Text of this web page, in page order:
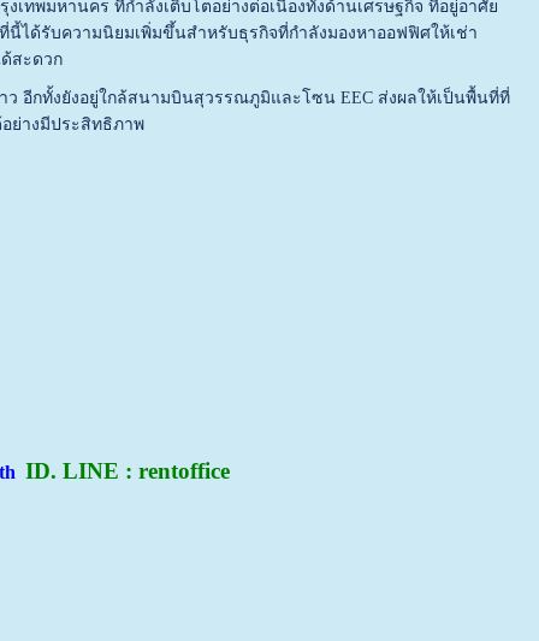
เทพมหานคร ที่กำลังเติบโตอย่างต่อเนื่องทั้งด้านเศรษฐกิจ ที่อยู่อาศัย
ได้รับความนิยมเพิ่มขึ้นสำหรับธุรกิจที่กำลังมองหาออฟฟิศให้เช่า
สะดวก
อีกทั้งยังอยู่ใกล้สนามบินสุวรรณภูมิและโซน EEC ส่งผลให้เป็นพื้นที่ที่
ย่างมีประสิทธิภาพ
ID. LINE : rentoffice